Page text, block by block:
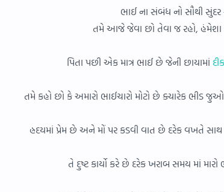
ભાઈ ના સંબંધ નો સૌથી સુંદર
તમે આજે જેવા છો તેવા જ રહો, હંમેશા
પિતા પછી એક માત્ર ભાઈ છે જેની છાયામાં
તમે કહો છો કે અમારો ભાઈચારો મોટો છે ક્યારેક ભીડ
હ્રદયમાં પ્રેમ છે અને મોં પર કડવી વાત છે દરેક વખતે
તે દુષ્ટ કાર્યો કરે છે દરેક ખરાબ સમય માં